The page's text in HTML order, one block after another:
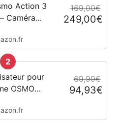
Action 3
Caméra
froid,
support
169,00€
249,00€
2
pour
OSMO
bras
69,99€
94,93€